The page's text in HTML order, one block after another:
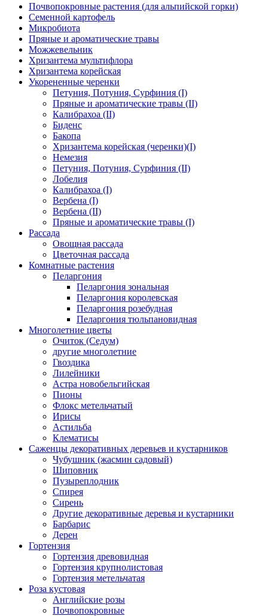
Почвопокровные растения (для альпийской горки)
Семенной картофель
Микробиота
Пряные и ароматические травы
Можжевельник
Хризантема мультифлора
Хризантема корейская
Укорененные черенки
Петуния, Потуния, Сурфиния (I)
Пряные и ароматические травы (II)
Калибрахоа (II)
Биденс
Бакопа
Хризантема корейская (черенки)(I)
Немезия
Петуния, Потуния, Сурфиния (II)
Лобелия
Калибрахоа (I)
Вербена (I)
Вербена (II)
Пряные и ароматические травы (I)
Рассада
Овощная рассада
Цветочная рассада
Комнатные растения
Пеларгония
Пеларгония зональная
Пеларгония королевская
Пеларгония розебудная
Пеларгония тюльпановидная
Многолетние цветы
Очиток (Седум)
другие многолетние
Гвоздика
Лилейники
Астра новобельгийская
Пионы
Флокс метельчатый
Ирисы
Астильба
Клематисы
Саженцы декоративных деревьев и кустарников
Чубушник (жасмин садовый)
Шиповник
Пузыреплодник
Спирея
Сирень
Другие декоративные деревья и кустарники
Барбарис
Дерен
Гортензия
Гортензия древовидная
Гортензия крупнолистовая
Гортензия метельчатая
Роза кустовая
Английские розы
Почвопокровные